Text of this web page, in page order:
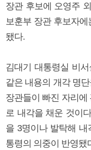
장관 후보에 오영주
보훈부 장관 후보자
됐다.
김대기 대통령실 비
같은 내용의 개각 명
장관들이 빠진 자리
로 내각을 채운 것이
을 3명이나 발탁해
통령의 의중이 반영됐